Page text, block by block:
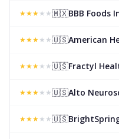
★★★★ ★🇲🇽BBB Foods
★★★★ ★🇺🇸American
★★★★ ★🇺🇸Fractyl
★★★★ ★🇺🇸Alto
★★★★ ★🇺🇸